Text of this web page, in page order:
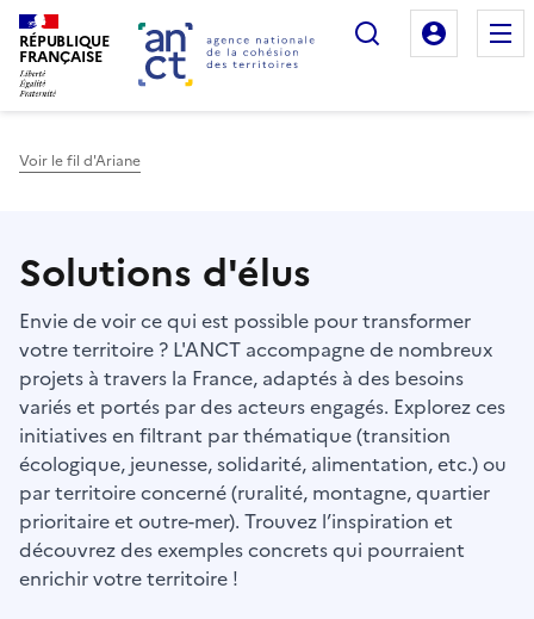
RÉPUBLIQUE
FRANÇAISE
Rechercher
Mon
Voir le fil d'Ariane
Solutions d'élus
Envie de voir ce qui est possible pour transformer
votre territoire ? L'ANCT accompagne de nombreux
projets à travers la France, adaptés à des besoins
variés et portés par des acteurs engagés. Explorez ces
initiatives en filtrant par thématique (transition
écologique, jeunesse, solidarité, alimentation, etc.) ou
par territoire concerné (ruralité, montagne, quartier
prioritaire et outre-mer). Trouvez l’inspiration et
découvrez des exemples concrets qui pourraient
enrichir votre territoire !